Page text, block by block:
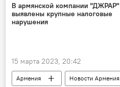
НАТО
В армянской компании "ДЖРАР"
выявлены крупные налоговые
нарушения
15 марта 2023, 20:42
Армения
Новости Армения